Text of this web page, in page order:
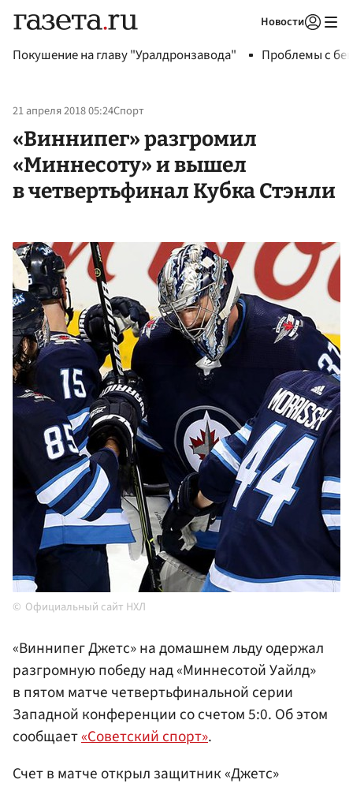
Новости
Покушение на главу "Уралдронзавода" Проблемы с
21 апреля 2018 05:24Спорт
«Виннипег» разгромил
«Миннесоту» и вышел
в четвертьфинал Кубка Стэнли
Официальный сайт НХЛ
«Виннипег Джетс» на домашнем льду одержал
разгромную победу над «Миннесотой Уайлд»
в пятом матче четвертьфинальной серии
Западной конференции со счетом 5:0. Об этом
сообщает«Советский спорт».
Счет в матче открыл защитник «Джетс»